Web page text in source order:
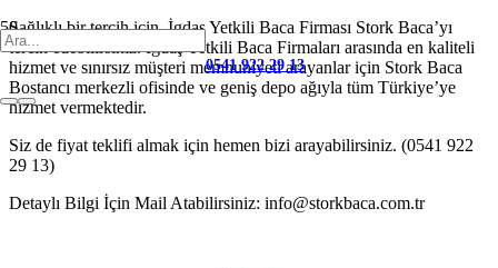
0541 922 29 13
Sağlıklı bir tercih için, İgdaş Yetkili Baca Firması Stork Baca’yı
tercih edebilirsiniz. İgdaş Yetkili Baca Firmaları arasında en kaliteli
hizmet ve sınırsız müşteri memnuniyeti arayanlar için Stork Baca
Bostancı merkezli ofisinde ve geniş depo ağıyla tüm Türkiye’ye
hizmet vermektedir.
Siz de fiyat teklifi almak için hemen bizi arayabilirsiniz. (0541 922
29 13)
Detaylı Bilgi İçin Mail Atabilirsiniz: info@storkbaca.com.tr